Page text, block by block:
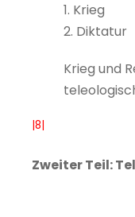
1. Krieg
2. Diktatur
Krieg und
|8|
Zweiter Teil: